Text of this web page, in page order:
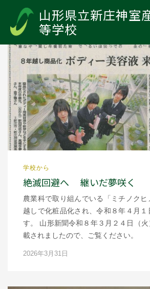
山形県立新庄神室
等学校
学校から
絶滅回避へ 継いだ夢咲く
農業科で取り組んでいる「ミチノク
越しで化粧品化され、令和８年４月１
す。 山形新聞令和８年３月２４日（
載されましたので、ご覧ください。
2026年3月31日